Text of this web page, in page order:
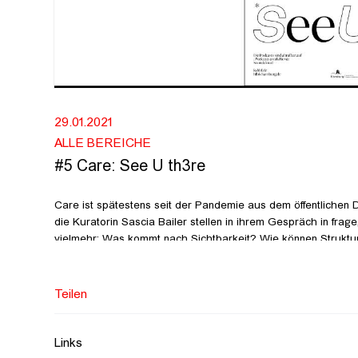
29.01.2021
ALLE BEREICHE
#5 Care: See U th3re
Care ist spätestens seit der Pandemie aus dem öffentlichen
die Kuratorin Sascia Bailer stellen in ihrem Gespräch in
vielmehr: Was kommt nach Sichtbarkeit? Wie können
Ausgehend von ihren künstlerischen und kuratorischen
Erschöpfung und sozialen Strukturen. Sie plädieren dafür,
Teilen
Links